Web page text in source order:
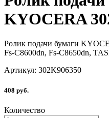
KYOCERA
Ролик подачи бумаги
Fs-C8600dn, Fs-C8650dn,
Артикул: 302K906350
408 руб.
Количество